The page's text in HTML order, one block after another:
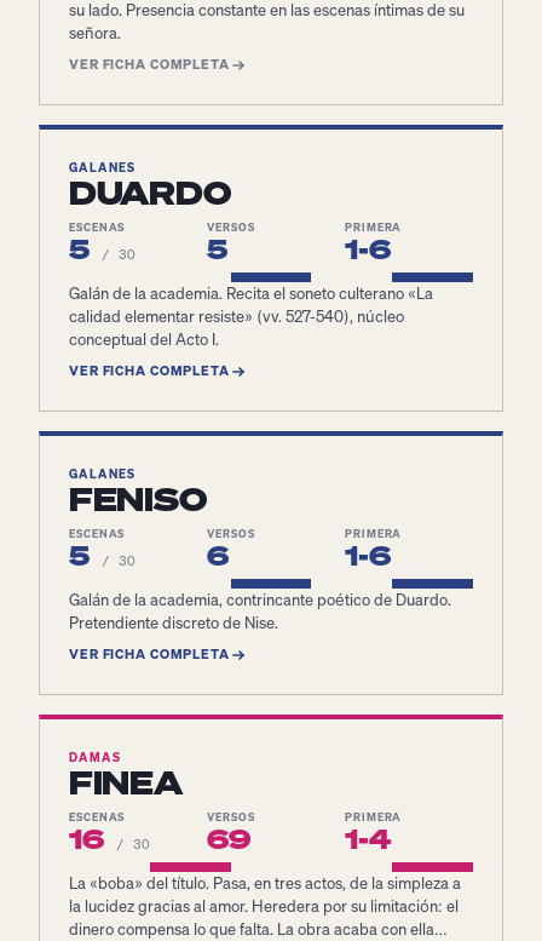
su lado. Presencia constante en las escenas íntimas de su
señora.
VER FICHA COMPLETA
GALANES
DUARDO
ESCENAS
5 / 30
VERSOS
5
PRIMERA
1-6
Galán de la academia. Recita el soneto culterano «La
calidad elementar resiste» (vv. 527-540), núcleo
conceptual del Acto I.
VER FICHA COMPLETA
GALANES
FENISO
ESCENAS
5 / 30
VERSOS
6
PRIMERA
1-6
Galán de la academia, contrincante poético de Duardo.
Pretendiente discreto de Nise.
VER FICHA COMPLETA
DAMAS
FINEA
ESCENAS
16 / 30
VERSOS
69
PRIMERA
1-4
La «boba» del título. Pasa, en tres actos, de la simpleza a
la lucidez gracias al amor. Heredera por su limitación: el
dinero compensa lo que falta. La obra acaba con ella